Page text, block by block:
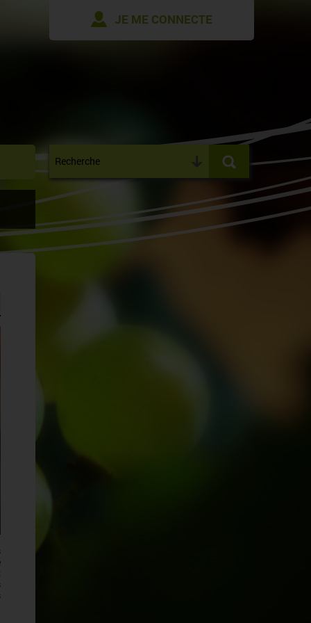
JE ME CONNECTE